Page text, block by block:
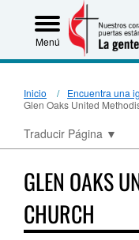
Menú
Inicio
Encuentra una
Glen Oaks United
Traducir Página ▼
GLEN OAKS
CHURCH